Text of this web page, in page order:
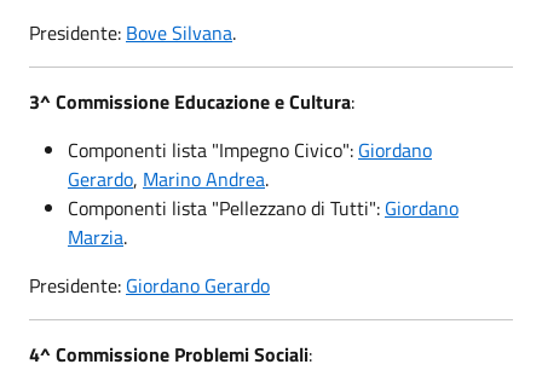
Presidente: Bove Silvana.
3^ Commissione Educazione e Cultura:
Componenti lista "Impegno Civico": Giordano
Gerardo, Marino Andrea.
Componenti lista "Pellezzano di Tutti": Giordano
Marzia.
Presidente: Giordano Gerardo
4^ Commissione Problemi Sociali: